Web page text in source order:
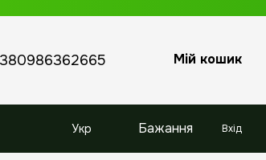
Мій кошик
Укр Бажання Вхід